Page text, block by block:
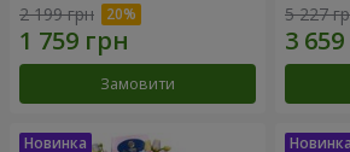
2 199 грн
Замовити
5 227